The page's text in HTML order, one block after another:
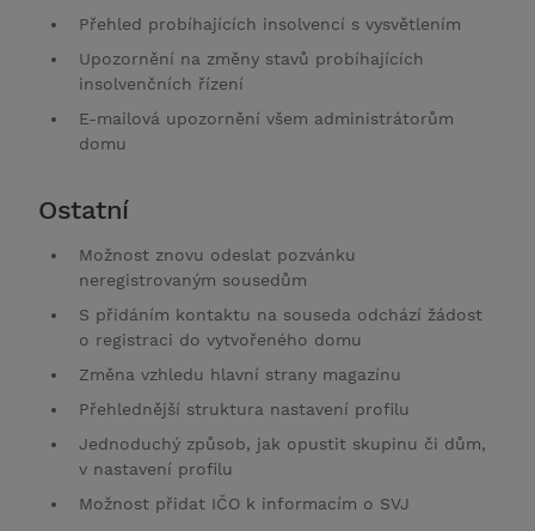
Přehled probíhajících insolvencí s vysvětlením
Upozornění na změny stavů probíhajících
insolvenčních řízení
E-mailová upozornění všem administrátorům
domu
Ostatní
Možnost znovu odeslat pozvánku
neregistrovaným sousedům
S přidáním kontaktu na souseda odchází žádost
o registraci do vytvořeného domu
Změna vzhledu hlavní strany magazínu
Přehlednější struktura nastavení profilu
Jednoduchý způsob, jak opustit skupinu či dům,
v nastavení profilu
Možnost přidat IČO k informacím o SVJ